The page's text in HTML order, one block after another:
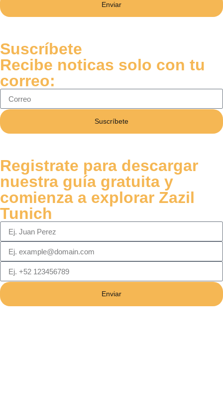
Enviar
Suscríbete
Recibe noticas solo con tu
correo:
Suscríbete
Registrate para descargar
nuestra guía gratuita y
comienza a explorar Zazil
Tunich
Enviar